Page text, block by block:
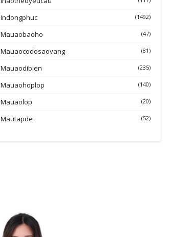
Indongphuc (1492)
Mauaobaoho (47)
Mauaocodosaovang (81)
Mauaodibien (235)
Mauaohoplop (140)
Mauaolop (20)
Mautapde (52)